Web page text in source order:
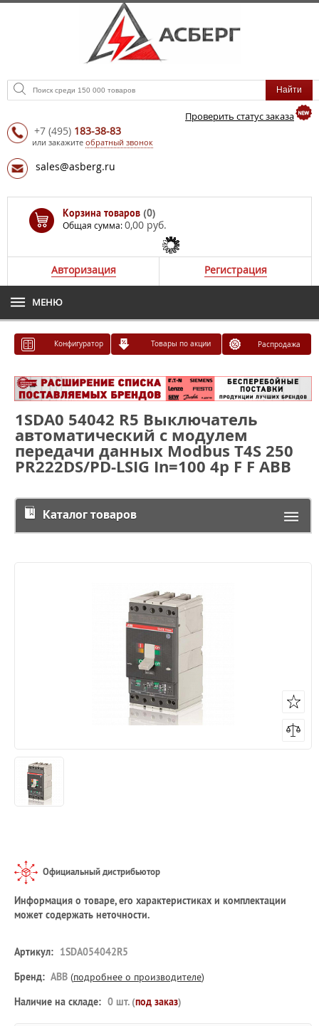
Проверить статус заказа
+7 (495) 183-38-83
или закажите обратный звонок
sales@asberg.ru
Корзина товаров (0)
Общая сумма:0,00 руб.
Авторизация Регистрация
МЕНЮ
Конфигуратор Товары по акции Распродажа
1SDA0 54042 R5 Выключатель
автоматический с модулем
передачи данных Modbus T4S 250
PR222DS/PD-LSIG In=100 4p F F ABB
Каталог товаров
Официальный дистрибьютор
Информация о товаре, его характеристиках и комплектации
может содержать неточности.
Артикул: 1SDA054042R5
Бренд: ABB (подробнее о производителе)
Наличие на складе: 0 шт. (под заказ)